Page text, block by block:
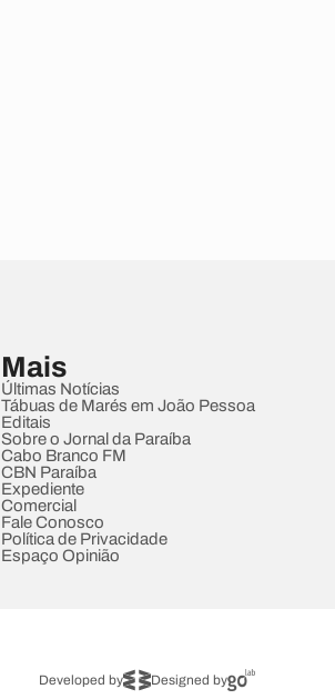
Mais
Últimas Notícias
Tábuas de Marés em João Pessoa
Editais
Sobre o Jornal da Paraíba
Cabo Branco FM
CBN Paraíba
Expediente
Comercial
Fale Conosco
Política de Privacidade
Espaço Opinião
Developed by Designed by